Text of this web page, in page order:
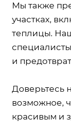
Мы также
участках,
теплицы.
специалисты
и
Доверьтесь
возможное,
красивым и